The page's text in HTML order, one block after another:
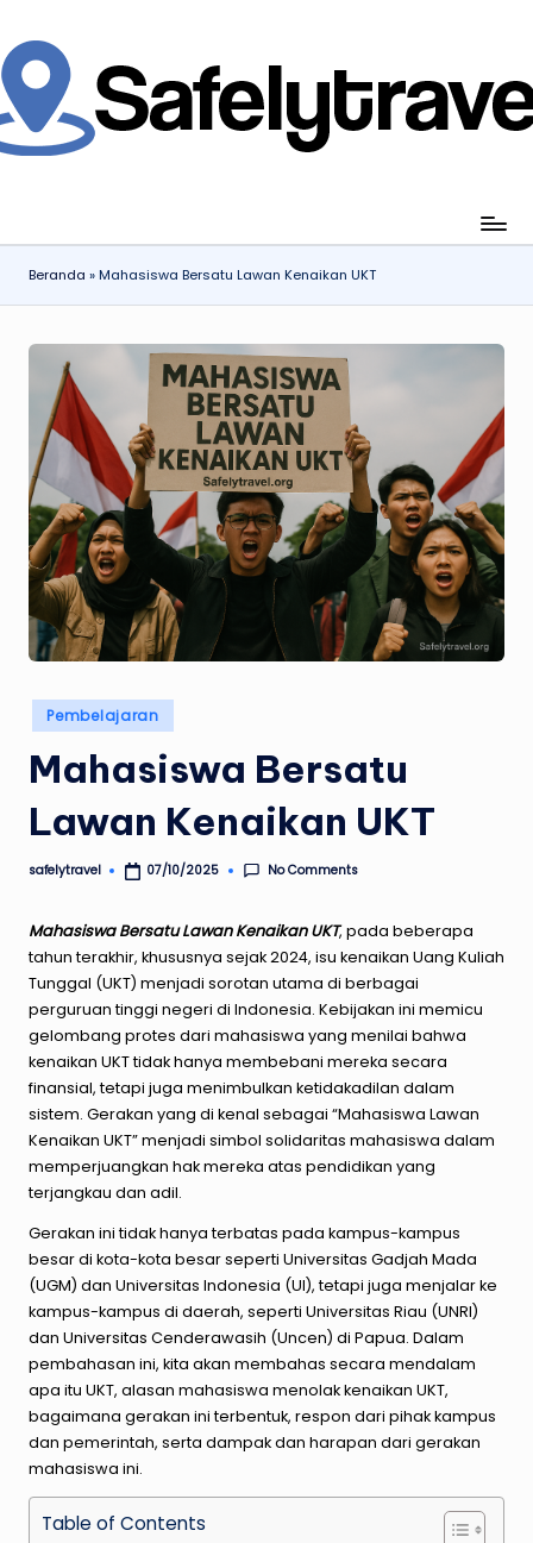
Skip
to
content
Beranda »Mahasiswa Bersatu Lawan Kenaikan UKT
Posted
in
Pembelajaran
Mahasiswa Bersatu
Lawan Kenaikan UKT
Posted
safelytravel 07/10/2025 No Comments
Mahasiswa Bersatu Lawan Kenaikan UKT, pada beberapa
tahun terakhir, khususnya sejak 2024, isu kenaikan Uang Kuliah
Tunggal (UKT) menjadi sorotan utama di berbagai
perguruan tinggi negeri di Indonesia. Kebijakan ini memicu
gelombang protes dari mahasiswa yang menilai bahwa
kenaikan UKT tidak hanya membebani mereka secara
finansial, tetapi juga menimbulkan ketidakadilan dalam
sistem. Gerakan yang di kenal sebagai “Mahasiswa Lawan
Kenaikan UKT” menjadi simbol solidaritas mahasiswa dalam
memperjuangkan hak mereka atas pendidikan yang
terjangkau dan adil.
Gerakan ini tidak hanya terbatas pada kampus-kampus
besar di kota-kota besar seperti Universitas Gadjah Mada
(UGM) dan Universitas Indonesia (UI), tetapi juga menjalar ke
kampus-kampus di daerah, seperti Universitas Riau (UNRI)
dan Universitas Cenderawasih (Uncen) di Papua. Dalam
pembahasan ini, kita akan membahas secara mendalam
apa itu UKT, alasan mahasiswa menolak kenaikan UKT,
bagaimana gerakan ini terbentuk, respon dari pihak kampus
dan pemerintah, serta dampak dan harapan dari gerakan
mahasiswa ini.
Table of Contents